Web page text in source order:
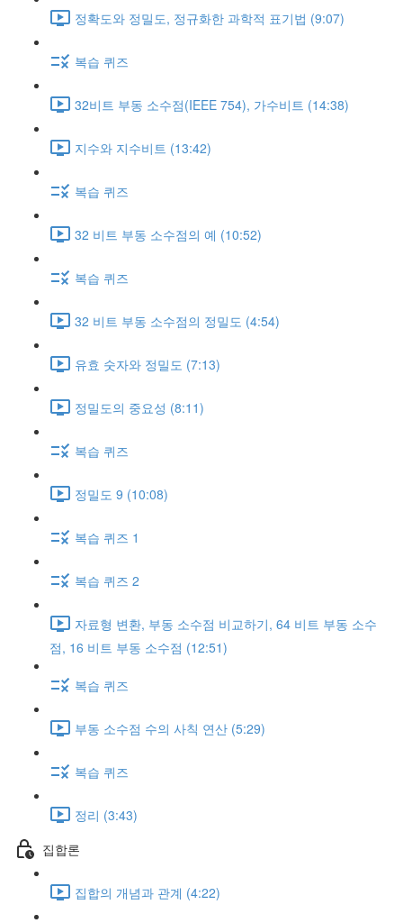
정확도와 정밀도, 정규화한 과학적 표기법 (9:07)
복습 퀴즈
32비트 부동 소수점(IEEE 754), 가수비트 (14:38)
지수와 지수비트 (13:42)
복습 퀴즈
32 비트 부동 소수점의 예 (10:52)
복습 퀴즈
32 비트 부동 소수점의 정밀도 (4:54)
유효 숫자와 정밀도 (7:13)
정밀도의 중요성 (8:11)
복습 퀴즈
정밀도 9 (10:08)
복습 퀴즈 1
복습 퀴즈 2
자료형 변환, 부동 소수점 비교하기, 64 비트 부동 소수
점, 16 비트 부동 소수점 (12:51)
복습 퀴즈
부동 소수점 수의 사칙 연산 (5:29)
복습 퀴즈
정리 (3:43)
집합론
집합의 개념과 관계 (4:22)